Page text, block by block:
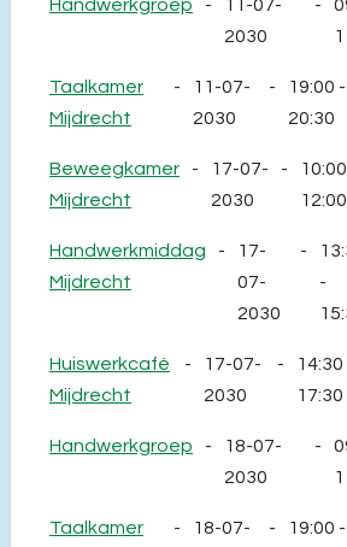
Handwerkgroep -
11-07-
2030
-
Taalkamer
Mijdrecht
-
11-07-
2030
-
19:00 -
20:30
Beweegkamer
Mijdrecht
-
17-07-
2030
-
12:00
Handwerkmiddag
Mijdrecht
-
17-
07-
2030
-
-
Huiswerkcafé
Mijdrecht
-
17-07-
2030
-
14:30
17:30
Handwerkgroep -
18-07-
2030
-
Taalkamer
-
18-07-
-
19:00 -